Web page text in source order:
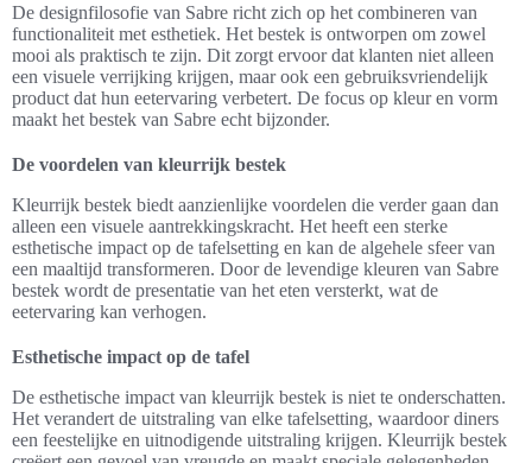
De designfilosofie van Sabre richt zich op het combineren van
functionaliteit met esthetiek. Het bestek is ontworpen om zowel
mooi als praktisch te zijn. Dit zorgt ervoor dat klanten niet alleen
een visuele verrijking krijgen, maar ook een gebruiksvriendelijk
product dat hun eetervaring verbetert. De focus op kleur en vorm
maakt het bestek van Sabre echt bijzonder.
De voordelen van kleurrijk bestek
Kleurrijk bestek biedt aanzienlijke voordelen die verder gaan dan
alleen een visuele aantrekkingskracht. Het heeft een sterke
esthetische impact op de tafelsetting en kan de algehele sfeer van
een maaltijd transformeren. Door de levendige kleuren van Sabre
bestek wordt de presentatie van het eten versterkt, wat de
eetervaring kan verhogen.
Esthetische impact op de tafel
De esthetische impact van kleurrijk bestek is niet te onderschatten.
Het verandert de uitstraling van elke tafelsetting, waardoor diners
een feestelijke en uitnodigende uitstraling krijgen. Kleurrijk bestek